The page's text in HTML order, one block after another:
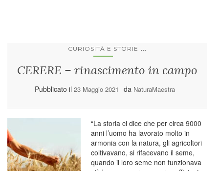
CURIOSITÀ E STORIE ...
CERERE – rinascimento in campo
Pubblicato il 23 Maggio 2021 da NaturaMaestra
“La storia ci dice che per circa 9000
anni l’uomo ha lavorato molto in
armonia con la natura, gli agricoltori
coltivavano, si rifacevano il seme,
quando il loro seme non funzionava